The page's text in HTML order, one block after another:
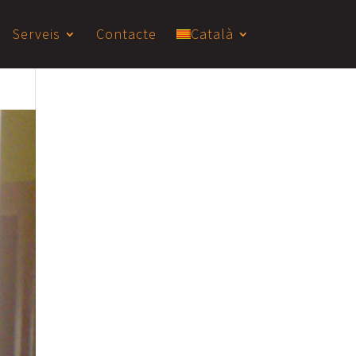
Serveis Contacte Català